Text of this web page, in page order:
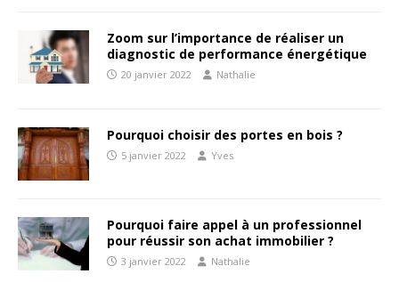
Zoom sur l’importance de réaliser un
diagnostic de performance énergétique
20 janvier 2022 Nathalie
Pourquoi choisir des portes en bois ?
5 janvier 2022 Yves
Pourquoi faire appel à un professionnel
pour réussir son achat immobilier ?
3 janvier 2022 Nathalie